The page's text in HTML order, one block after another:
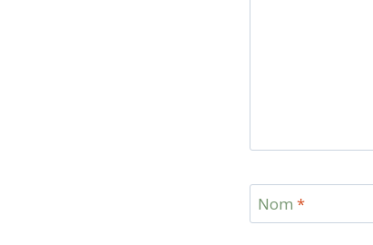
Nom *